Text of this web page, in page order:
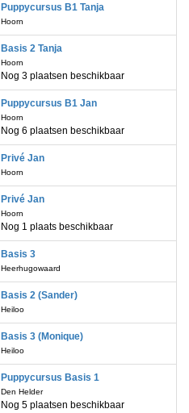
Puppycursus B1 Tanja
Hoorn
Basis 2 Tanja
Hoorn
Nog 3 plaatsen beschikbaar
Puppycursus B1 Jan
Hoorn
Nog 6 plaatsen beschikbaar
Privé Jan
Hoorn
Privé Jan
Hoorn
Nog 1 plaats beschikbaar
Basis 3
Heerhugowaard
Basis 2 (Sander)
Heiloo
Basis 3 (Monique)
Heiloo
Puppycursus Basis 1
Den Helder
Nog 5 plaatsen beschikbaar